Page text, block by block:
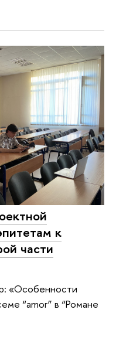
к
части
«Особенности
“amor” в “Романе